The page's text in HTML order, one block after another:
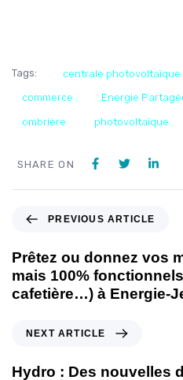
Tags: centrale photovoltaïque
commerce Energie
ombrière photovoltaïque
SHARE ON
PREVIOUS ARTICLE
Prêtez ou donnez vos
mais 100%
cafetière…) à Energie-
NEXT ARTICLE
Hydro : Des nouvelles